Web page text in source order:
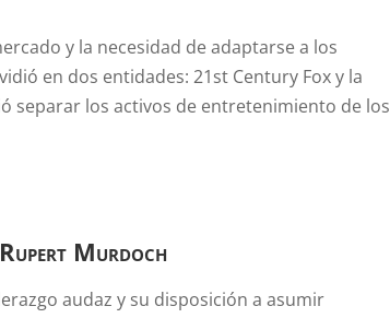
y la necesidad de adaptarse a los
en dos entidades: 21st Century Fox y la
separar los activos de entretenimiento de los
Rupert Murdoch
audaz y su disposición a asumir